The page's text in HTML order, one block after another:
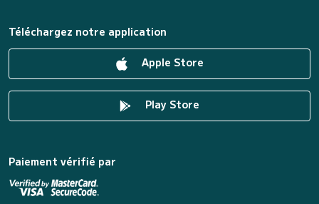
Téléchargez notre application
Apple Store
Play Store
Paiement vérifié par